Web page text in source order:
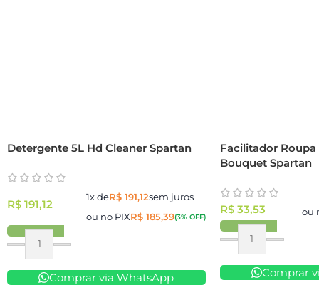
Detergente 5L Hd Cleaner Spartan
R$ 191,12
1x deR$191,12sem juros
ou no PIXR$185,39(3% OFF)
Comprar via WhatsApp
Facilitador Roupa
Bouquet Spartan
R$33,53 ou
Comprar